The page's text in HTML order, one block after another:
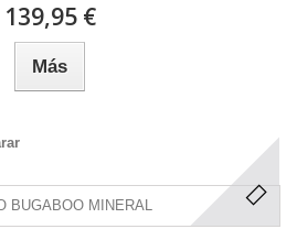
139,95 €
Más